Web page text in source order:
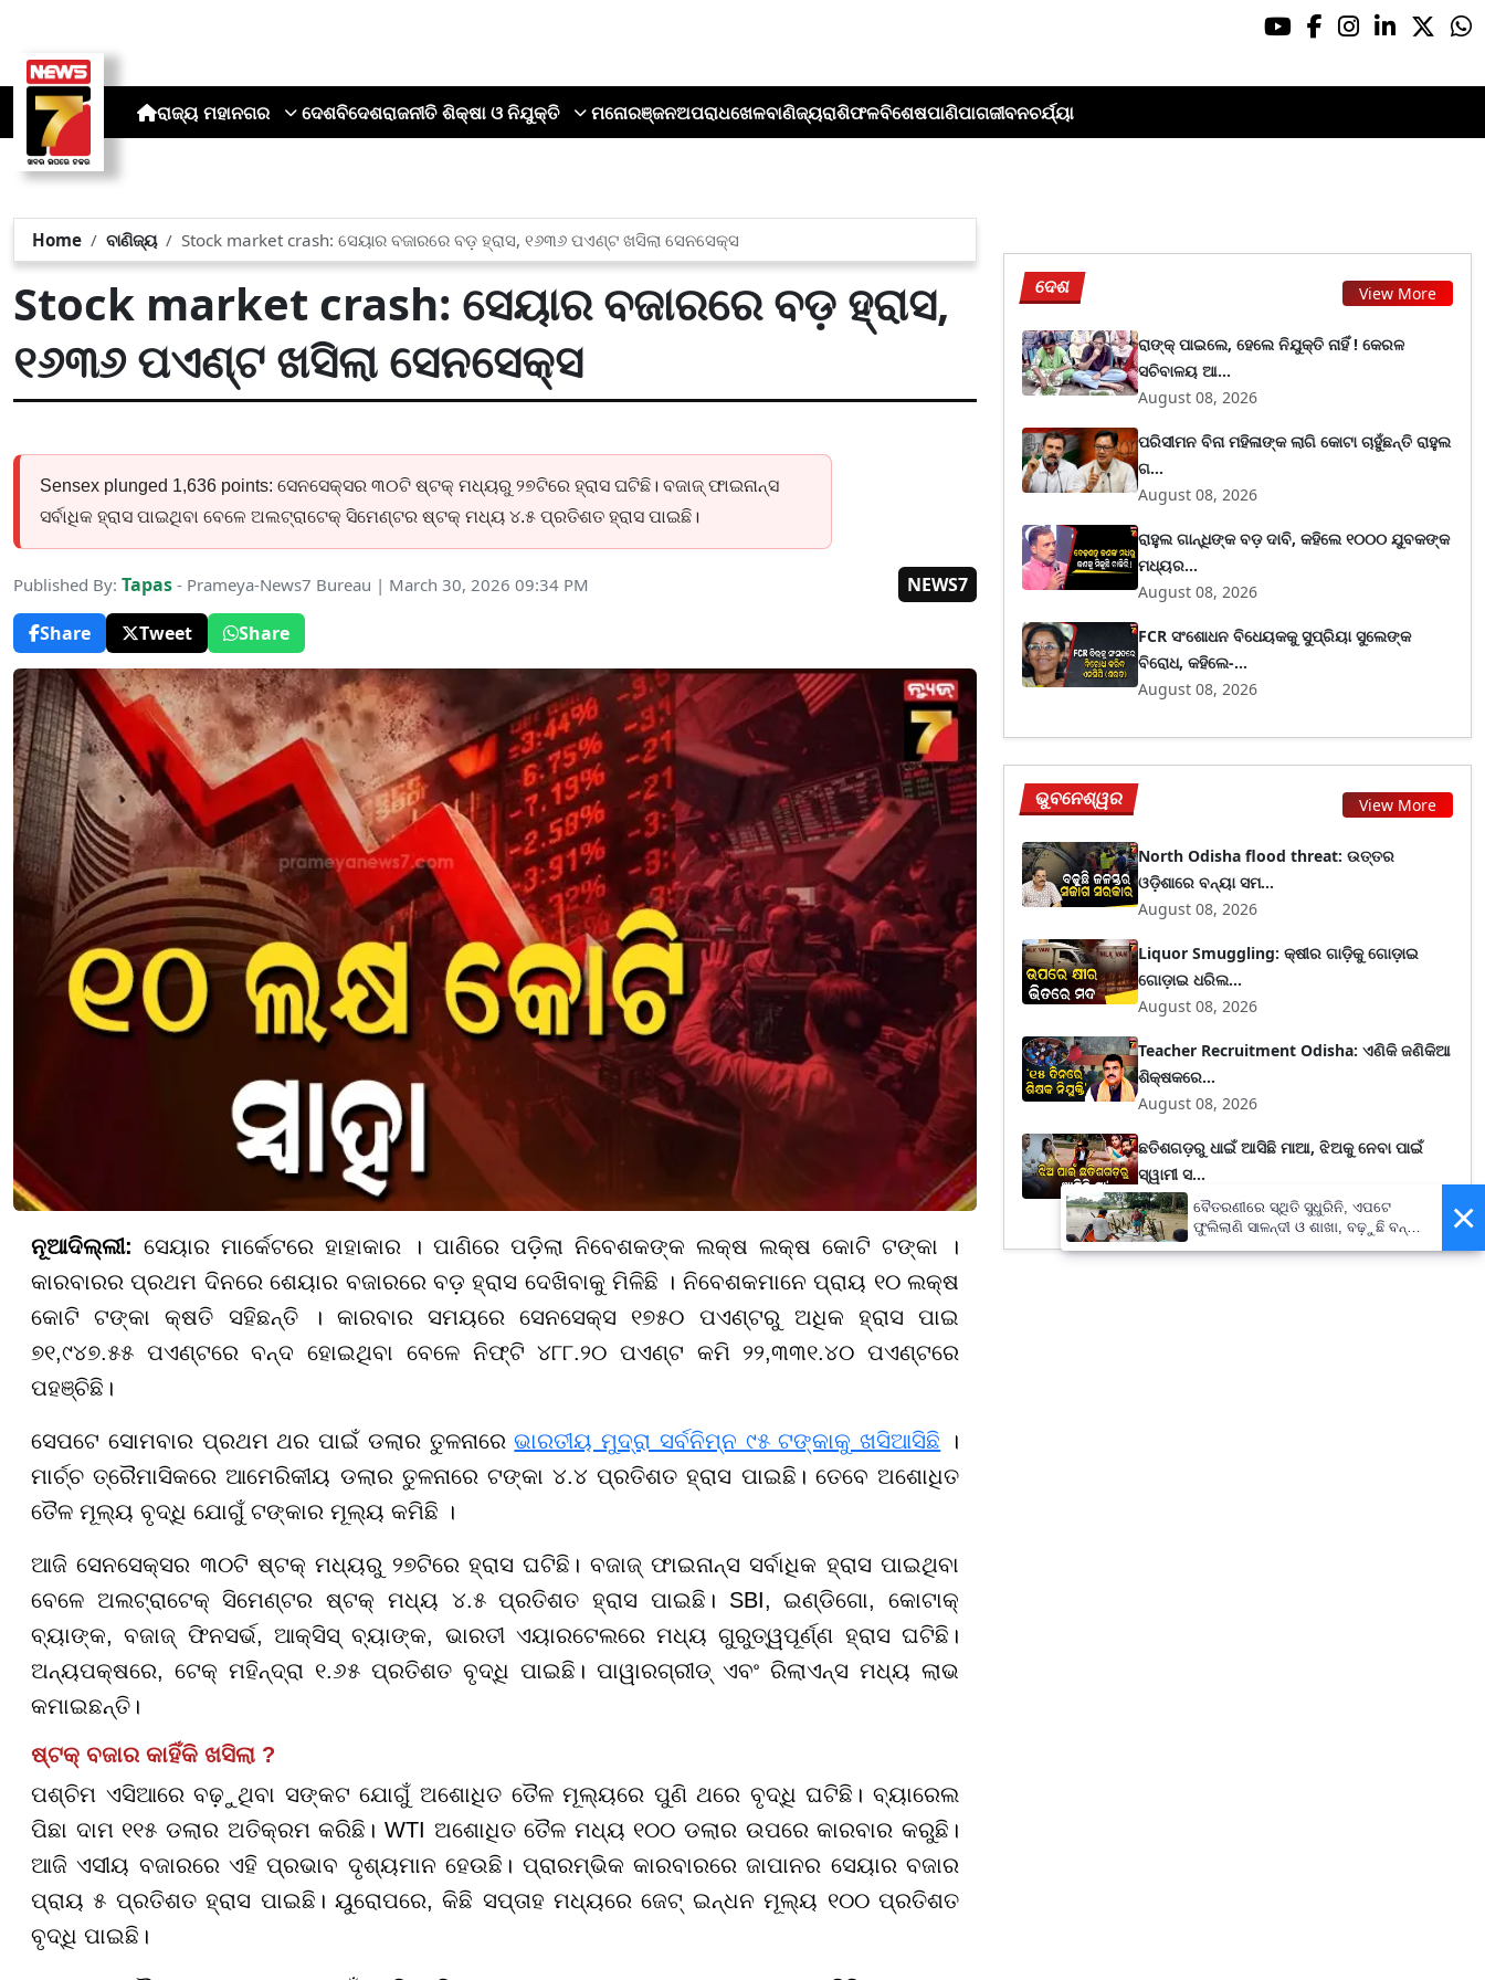
ରାଜ୍ୟ ମହାନଗର ଦେଶବିଦେଶରାଜନୀତି ଶିକ୍ଷା ଓ ନିଯୁକ୍ତି ମନୋରଞ୍ଜନଅପରାଧଖେଳବାଣିଜ୍ୟରାଶିଫଳବିଶେଷପାଣିପାଗଜୀବନଚର୍ଯ୍ୟା
Home ବାଣିଜ୍ୟ Stock market crash: ସେୟାର ବଜାରରେ ବଡ଼ ହ୍ରାସ, ୧୬୩୬ ପଏଣ୍ଟ ଖସିଲା ସେନସେକ୍ସ
Stock market crash: ସେୟାର ବଜାରରେ ବଡ଼ ହ୍ରାସ,
୧୬୩୬ ପଏଣ୍ଟ ଖସିଲା ସେନସେକ୍ସ
Sensex plunged 1,636 points: ସେନସେକ୍ସର ୩୦ଟି ଷ୍ଟକ୍ ମଧ୍ୟରୁ ୨୭ଟିରେ ହ୍ରାସ ଘଟିଛି। ବଜାଜ୍ ଫାଇନାନ୍ସ
ସର୍ବାଧିକ ହ୍ରାସ ପାଇଥିବା ବେଳେ ଅଲଟ୍ରାଟେକ୍ ସିମେଣ୍ଟର ଷ୍ଟକ୍ ମଧ୍ୟ ୪.୫ ପ୍ରତିଶତ ହ୍ରାସ ପାଇଛି।
Published By: Tapas - Prameya-News7 Bureau | March 30, 2026 09:34 PM
NEWS7
Share
Tweet Share
ନୂଆଦିଲ୍ଲୀ: ସେୟାର ମାର୍କେଟରେ ହାହାକାର । ପାଣିରେ ପଡ଼ିଲା ନିବେଶକଙ୍କ ଲକ୍ଷ ଲକ୍ଷ କୋଟି ଟଙ୍କା ।
କାରବାରର ପ୍ରଥମ ଦିନରେ ଶେୟାର ବଜାରରେ ବଡ଼ ହ୍ରାସ ଦେଖିବାକୁ ମିଳିଛି । ନିବେଶକମାନେ ପ୍ରାୟ ୧୦ ଲକ୍ଷ
କୋଟି ଟଙ୍କା କ୍ଷତି ସହିଛନ୍ତି । କାରବାର ସମୟରେ ସେନସେକ୍ସ ୧୭୫୦ ପଏଣ୍ଟରୁ ଅଧିକ ହ୍ରାସ ପାଇ
୭୧,୯୪୭.୫୫ ପଏଣ୍ଟରେ ବନ୍ଦ ହୋଇଥିବା ବେଳେ ନିଫ୍ଟି ୪୮୮.୨୦ ପଏଣ୍ଟ କମି ୨୨,୩୩୧.୪୦ ପଏଣ୍ଟରେ
ପହଞ୍ଚିଛି।
ସେପଟେ ସୋମବାର ପ୍ରଥମ ଥର ପାଇଁ ଡଲାର ତୁଳନାରେଭାରତୀୟ ମୁଦ୍ରା ସର୍ବନିମ୍ନ ୯୫ ଟଙ୍କାକୁ ଖସିଆସିଛି ।
ମାର୍ଚ୍ଚ ତ୍ରୈମାସିକରେ ଆମେରିକୀୟ ଡଲାର ତୁଳନାରେ ଟଙ୍କା ୪.୪ ପ୍ରତିଶତ ହ୍ରାସ ପାଇଛି। ତେବେ ଅଶୋଧିତ
ତୈଳ ମୂଲ୍ୟ ବୃଦ୍ଧି ଯୋଗୁଁ ଟଙ୍କାର ମୂଲ୍ୟ କମିଛି ।
ଆଜି ସେନସେକ୍ସର ୩୦ଟି ଷ୍ଟକ୍ ମଧ୍ୟରୁ ୨୭ଟିରେ ହ୍ରାସ ଘଟିଛି। ବଜାଜ୍ ଫାଇନାନ୍ସ ସର୍ବାଧିକ ହ୍ରାସ ପାଇଥିବା
ବେଳେ ଅଲଟ୍ରାଟେକ୍ ସିମେଣ୍ଟର ଷ୍ଟକ୍ ମଧ୍ୟ ୪.୫ ପ୍ରତିଶତ ହ୍ରାସ ପାଇଛି। SBI, ଇଣ୍ଡିଗୋ, କୋଟାକ୍
ବ୍ୟାଙ୍କ, ବଜାଜ୍ ଫିନସର୍ଭ, ଆକ୍ସିସ୍ ବ୍ୟାଙ୍କ, ଭାରତୀ ଏୟାରଟେଲରେ ମଧ୍ୟ ଗୁରୁତ୍ୱପୂର୍ଣ୍ଣ ହ୍ରାସ ଘଟିଛି।
ଅନ୍ୟପକ୍ଷରେ, ଟେକ୍ ମହିନ୍ଦ୍ରା ୧.୬୫ ପ୍ରତିଶତ ବୃଦ୍ଧି ପାଇଛି। ପାୱାରଗ୍ରୀଡ୍ ଏବଂ ରିଲାଏନ୍ସ ମଧ୍ୟ ଲାଭ
କମାଇଛନ୍ତି।
ଷ୍ଟକ୍ ବଜାର କାହିଁକି ଖସିଲା ?
ପଶ୍ଚିମ ଏସିଆରେ ବଢ଼ୁଥିବା ସଙ୍କଟ ଯୋଗୁଁ ଅଶୋଧିତ ତୈଳ ମୂଲ୍ୟରେ ପୁଣି ଥରେ ବୃଦ୍ଧି ଘଟିଛି। ବ୍ୟାରେଲ
ପିଛା ଦାମ ୧୧୫ ଡଲାର ଅତିକ୍ରମ କରିଛି। WTI ଅଶୋଧିତ ତୈଳ ମଧ୍ୟ ୧୦୦ ଡଲାର ଉପରେ କାରବାର କରୁଛି।
ଆଜି ଏସୀୟ ବଜାରରେ ଏହି ପ୍ରଭାବ ଦୃଶ୍ୟମାନ ହେଉଛି। ପ୍ରାରମ୍ଭିକ କାରବାରରେ ଜାପାନର ସେୟାର ବଜାର
ପ୍ରାୟ ୫ ପ୍ରତିଶତ ହ୍ରାସ ପାଇଛି। ୟୁରୋପରେ, କିଛି ସପ୍ତାହ ମଧ୍ୟରେ ଜେଟ୍ ଇନ୍ଧନ ମୂଲ୍ୟ ୧୦୦ ପ୍ରତିଶତ
ବୃଦ୍ଧି ପାଇଛି।
ଦେଶ View More
ରାଙ୍କ୍ ପାଇଲେ, ହେଲେ ନିଯୁକ୍ତି ନାହିଁ ! କେରଳ
ସଚିବାଳୟ ଆ...
August 08, 2026
ପରିସୀମନ ବିନା ମହିଳାଙ୍କ ଲାଗି କୋଟା ଚାହୁଁଛନ୍ତି ରାହୁଲ
ଗ...
August 08, 2026
ରାହୁଲ ଗାନ୍ଧିଙ୍କ ବଡ଼ ଦାବି, କହିଲେ ୧୦୦୦ ଯୁବକଙ୍କ
ମଧ୍ୟର...
August 08, 2026
FCR ସଂଶୋଧନ ବିଧେୟକକୁ ସୁପ୍ରିୟା ସୁଲେଙ୍କ
ବିରୋଧ, କହିଲେ-...
August 08, 2026
ଭୁବନେଶ୍ୱର View More
North Odisha flood threat: ଉତ୍ତର
ଓଡ଼ିଶାରେ ବନ୍ୟା ସମ...
August 08, 2026
Liquor Smuggling: କ୍ଷୀର ଗାଡ଼ିକୁ ଗୋଡ଼ାଇ
ଗୋଡ଼ାଇ ଧରିଲ...
August 08, 2026
Teacher Recruitment Odisha: ଏଣିକି ଜଣିକିଆ
ଶିକ୍ଷକରେ...
August 08, 2026
ଛତିଶଗଡ଼ରୁ ଧାଇଁ ଆସିଛି ମାଆ, ଝିଅକୁ ନେବା ପାଇଁ
ସ୍ୱାମୀ ସ...
August 08, 2026
×
ବୈତରଣୀରେ ସ୍ଥିତି ସୁଧୁରିନି, ଏପଟେ
ଫୁଲିଲାଣି ସାଳନ୍ଦୀ ଓ ଶାଖା, ବଢ଼ୁଛି ବନ୍ୟା